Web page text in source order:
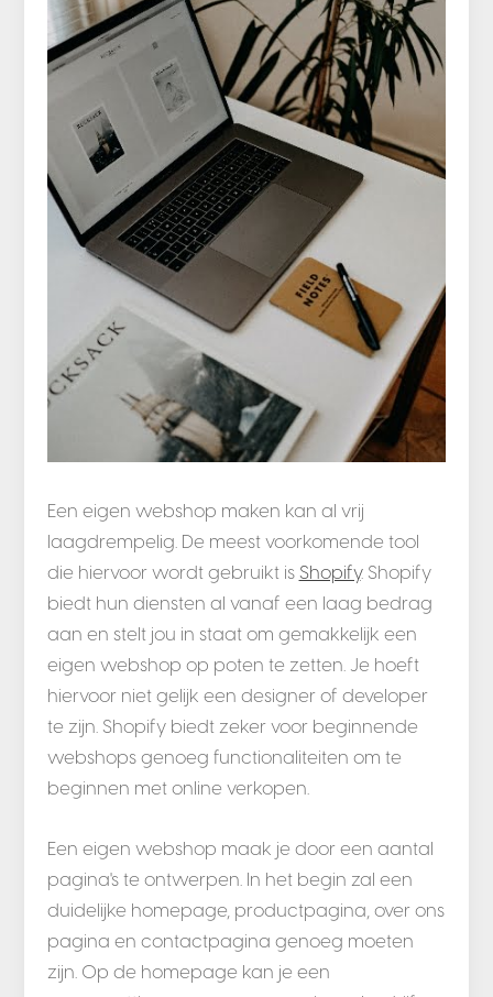
Een eigen webshop maken kan al vrij
laagdrempelig. De meest voorkomende tool
die hiervoor wordt gebruikt is Shopify. Shopify
biedt hun diensten al vanaf een laag bedrag
aan en stelt jou in staat om gemakkelijk een
eigen webshop op poten te zetten. Je hoeft
hiervoor niet gelijk een designer of developer
te zijn. Shopify biedt zeker voor beginnende
webshops genoeg functionaliteiten om te
beginnen met online verkopen.
Een eigen webshop maak je door een aantal
pagina's te ontwerpen. In het begin zal een
duidelijke homepage, productpagina, over ons
pagina en contactpagina genoeg moeten
zijn. Op de homepage kan je een